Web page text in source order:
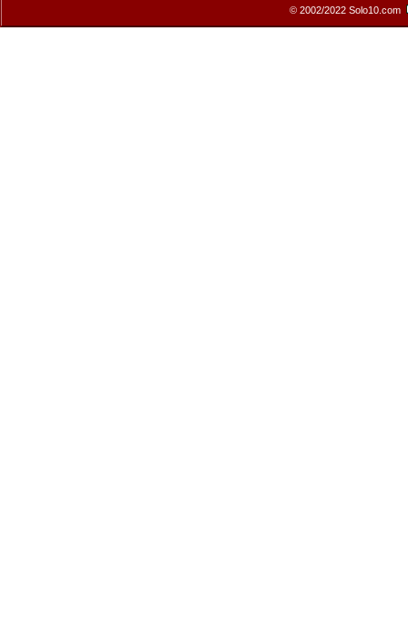
© 2002/2022 Solo10.com